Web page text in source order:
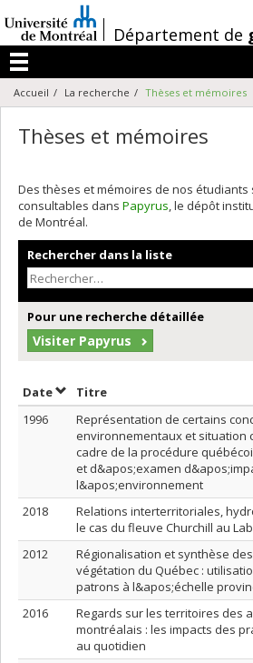
au
contenu
/Département de
Menu
Accueil La recherche Thèses et mémoires
Thèses et mémoires
Des thèses et mémoires de nos
consultables dans Papyrus, le dépôt
de Montréal.
Rechercher dans la liste
Pour une recherche détaillée
Visiter Papyrus
DateTrier par date en ordre
Titre
1996
Représentation de certains
environnementaux et situation
cadre de la procédure
et d&apos;examen
l&apos;environnement
2018
Relations interterritoriales,
le cas du fleuve Churchill au
2012
Régionalisation et synthèse
végétation du Québec :
patrons à l&apos;échelle
2016
Regards sur les territoires des
montréalais : les impacts des
au quotidien